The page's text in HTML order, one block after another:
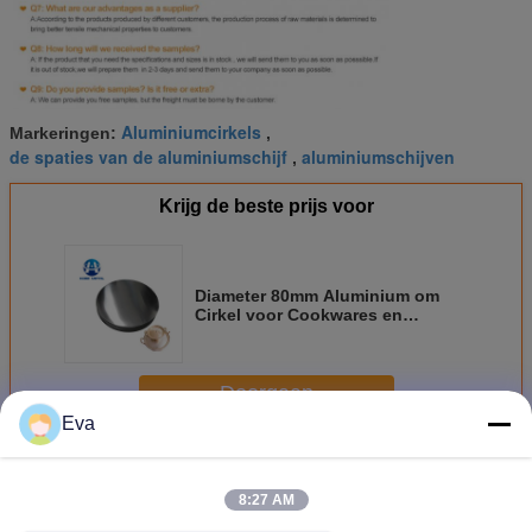
Markeringen: Aluminiumcirkels ,
de spaties van de aluminiumschijf , aluminiumschijven
Krijg de beste prijs voor
Diameter 80mm Aluminium om
Cirkel voor Cookwares en
Doorgaan
MeerAluminium om Cirkel
Eva
8:27 AM